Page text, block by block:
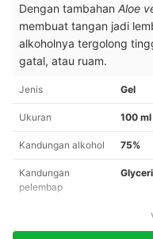
Dengan tambahan Aloe
membuat tangan jadi
alkoholnya tergolong
gatal, atau ruam.
Jenis Gel
Ukuran 100 ml
Kandungan alkohol 75%
Kandungan
pelembap